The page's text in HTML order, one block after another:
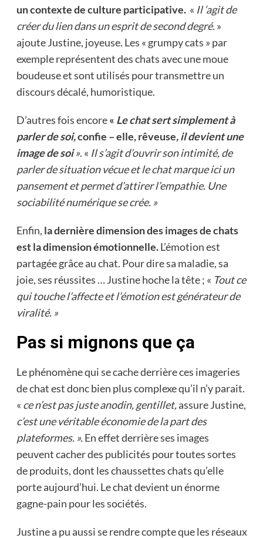
un contexte de culture participative. « Il ‘agit de
créer du lien dans un esprit de second degré.»
ajoute Justine, joyeuse. Les « grumpy cats » par
exemple représentent des chats avec une moue
boudeuse et sont utilisés pour transmettre un
discours décalé, humoristique.
D’autres fois encore« Le chat sert simplement à
parler de soi,confie – elle, rêveuse, il devient une
image de soi». « Il s’agit d’ouvrir son intimité, de
parler de situation vécue et le chat marque ici un
pansement et permet d’attirer l’empathie. Une
sociabilité numérique se crée. »
Enfin, la dernière dimension des images de chats
est la dimension émotionnelle.L’émotion est
partagée grâce au chat. Pour dire sa maladie, sa
joie, ses réussites … Justine hoche la tête ; « Tout ce
qui touche l’affecte et l’émotion est générateur de
viralité. »
Pas si mignons que ça
Le phénomène qui se cache derrière ces imageries
de chat est donc bien plus complexe qu’il n’y parait.
« ce n’est pas juste anodin, gentillet,assure Justine,
c’est une véritable économie de la part des
plateformes. ».En effet derrière ses images
peuvent cacher des publicités pour toutes sortes
de produits, dont les chaussettes chats qu’elle
porte aujourd’hui. Le chat devient un énorme
gagne-pain pour les sociétés.
Justine a pu aussi se rendre compte que les réseaux